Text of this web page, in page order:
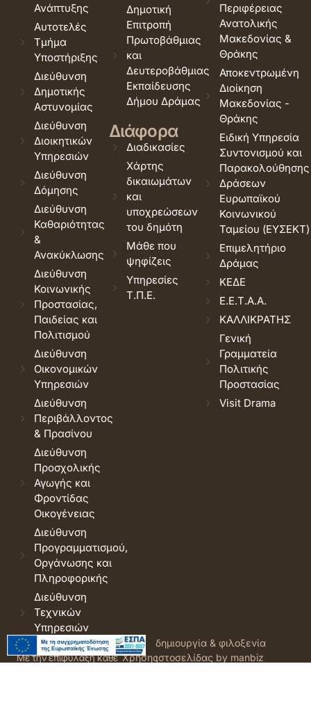
Ανάπτυξης
Αυτοτελές
Τμήμα
Υποστήριξης
Διεύθυνση
Δημοτικής
Αστυνομίας
Διεύθυνση
Διοικητικών
Υπηρεσιών
Διεύθυνση
Δόμησης
Διεύθυνση
Καθαριότητας
&
Ανακύκλωσης
Διεύθυνση
Κοινωνικής
Προστασίας,
Παιδείας και
Πολιτισμού
Διεύθυνση
Οικονομικών
Υπηρεσιών
Διεύθυνση
Περιβάλλοντος
& Πρασίνου
Διεύθυνση
Προσχολικής
Αγωγής και
Φροντίδας
Οικογένειας
Διεύθυνση
Προγραμματισμού,
Οργάνωσης και
Πληροφορικής
Διεύθυνση
Τεχνικών
Υπηρεσιών
Δημοτική
Επιτροπή
Πρωτοβάθμιας
και
Δευτεροβάθμιας
Εκπαίδευσης
Δήμου Δράμας
Διάφορα
Διαδικασίες
Χάρτης
δικαιωμάτων
και
υποχρεώσεων
του δημότη
Μάθε που
ψηφίζεις
Υπηρεσίες
Τ.Π.Ε.
Περιφέρειας
Ανατολικής
Μακεδονίας &
Θράκης
Αποκεντρωμένη
Διοίκηση
Μακεδονίας -
Θράκης
Ειδική Υπηρεσία
Συντονισμού και
Παρακολούθησης
Δράσεων
Ευρωπαϊκού
Κοινωνικού
Ταμείου (ΕΥΣΕΚΤ)
Επιμελητήριο
Δράμας
ΚΕΔΕ
Ε.Ε.Τ.Α.Α.
ΚΑΛΛΙΚΡΑΤΗΣ
Γενική
Γραμματεία
Πολιτικής
Προστασίας
Visit Drama
© 2026 Δήμος Δράμας.
Με την επιφύλαξη κάθε
Όροι
Χρήσης
δημιουργία & φιλοξενία
ιστοσελίδας by manbiz